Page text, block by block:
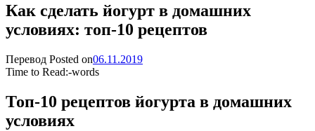
Как сделать йогурт в домашних
условиях: топ-10 рецептов
Перевод Posted on06.11.2019
Time to Read:-words
Топ-10 рецептов йогурта в домашних
условиях